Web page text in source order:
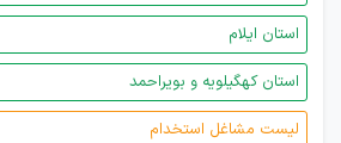
استان ایلام
استان کهگیلویه و بویراحمد
لیست مشاغل استخدام